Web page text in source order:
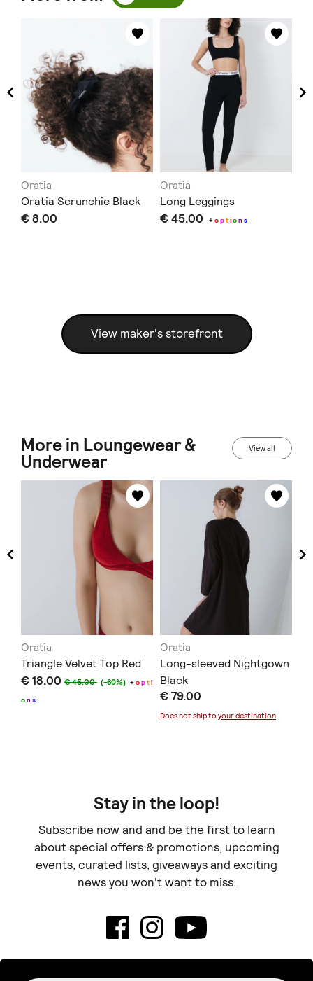
Oratia
Oratia Scrunchie Black
€ 8.00
Oratia
Long Leggings
€ 45.00 +option s
View maker's storefront
More in Loungewear &
Underwear
View all
Oratia
Triangle Velvet Top Red
€ 18.00 € 45.00 (-60%) +opti
on s
Oratia
Long-sleeved Nightgown
Black
€ 79.00
Does not ship to your destination.
Stay in the loop!
Subscribe now and and be the first to learn
about special offers & promotions, upcoming
events, curated lists, giveaways and exciting
news you won't want to miss.